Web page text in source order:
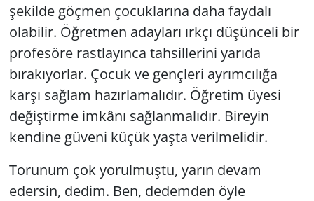
şekilde göçmen çocuklarına daha faydalı
olabilir. Öğretmen adayları ırkçı düşünceli bir
profesöre rastlayınca tahsillerini yarıda
bırakıyorlar. Çocuk ve gençleri ayrımcılığa
karşı sağlam hazırlamalıdır. Öğretim üyesi
değiştirme imkânı sağlanmalıdır. Bireyin
kendine güveni küçük yaşta verilmelidir.
Torunum çok yorulmuştu, yarın devam
edersin, dedim. Ben, dedemden öyle